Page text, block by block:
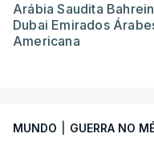
Arábia Saudita
Dubai Emirados
Americana
MUNDO GUERRA NO